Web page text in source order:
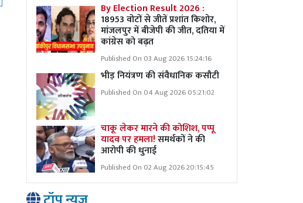
By Election Result 2026 :
18953 वोटों से जीतें प्रशांत किशोर,
मांजलपुर में बीजेपी की जीत, दतिया में
कांग्रेस को बढ़त
Published On 03 Aug 2026 15:24:16
भीड़ नियंत्रण की संवैधानिक कसौटी
Published On 04 Aug 2026 05:21:02
चाकू लेकर मारने की कोशिश, पप्पू
यादव पर हमला!समर्थकों ने की
आरोपी की धुनाई
Published On 02 Aug 2026 20:15:45